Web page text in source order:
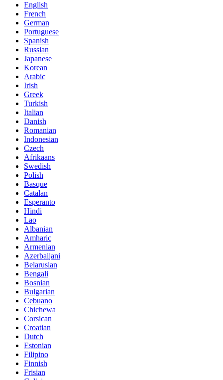
English
French
German
Portuguese
Spanish
Russian
Japanese
Korean
Arabic
Irish
Greek
Turkish
Italian
Danish
Romanian
Indonesian
Czech
Afrikaans
Swedish
Polish
Basque
Catalan
Esperanto
Hindi
Lao
Albanian
Amharic
Armenian
Azerbaijani
Belarusian
Bengali
Bosnian
Bulgarian
Cebuano
Chichewa
Corsican
Croatian
Dutch
Estonian
Filipino
Finnish
Frisian